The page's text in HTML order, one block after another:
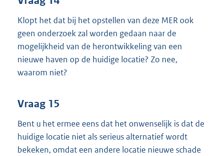
Klopt het dat bij het opstellen van deze MER ook
geen onderzoek zal worden gedaan naar de
mogelijkheid van de herontwikkeling van een
nieuwe haven op de huidige locatie? Zo nee,
waarom niet?
Vraag 15
Bent u het ermee eens dat het onwenselijk is dat de
huidige locatie niet als serieus alternatief wordt
bekeken, omdat een andere locatie nieuwe schade